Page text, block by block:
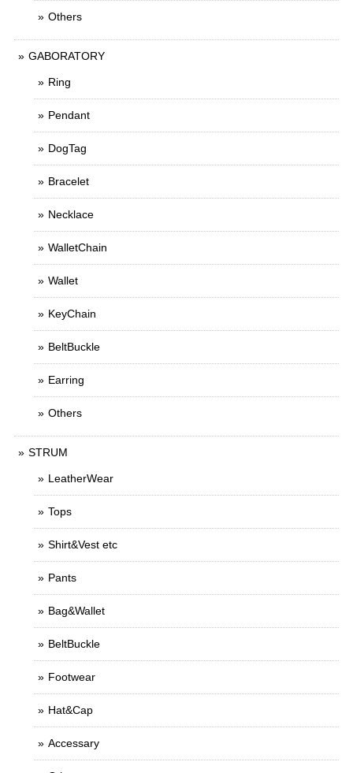
Others
GABORATORY
Ring
Pendant
DogTag
Bracelet
Necklace
WalletChain
Wallet
KeyChain
BeltBuckle
Earring
Others
STRUM
LeatherWear
Tops
Shirt&Vest etc
Pants
Bag&Wallet
BeltBuckle
Footwear
Hat&Cap
Accessary